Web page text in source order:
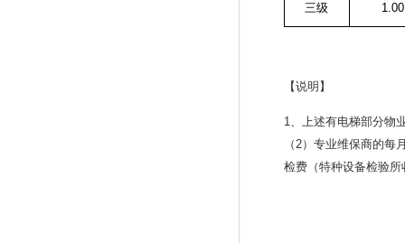
三级 1.00
【说明 】
1、上述有电梯部分物
（2）专业维保商的每
检费（特种设备检验